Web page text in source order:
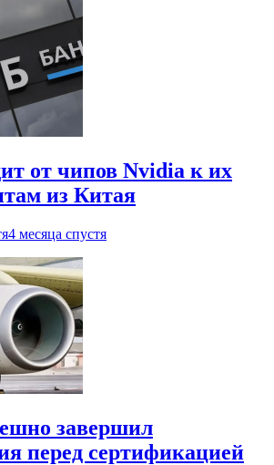
от чипов Nvidia к их
из Китая
4 месяца спустя
завершил
перед сертификацией